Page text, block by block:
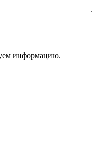
информацию.